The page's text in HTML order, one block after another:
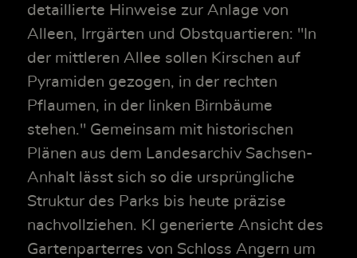
detaillierte Hinweise zur Anlage von
Alleen, Irrgärten und Obstquartieren: "In
der mittleren Allee sollen Kirschen auf
Pyramiden gezogen, in der rechten
Pflaumen, in der linken Birnbäume
stehen." Gemeinsam mit historischen
Plänen aus dem Landesarchiv Sachsen-
Anhalt lässt sich so die ursprüngliche
Struktur des Parks bis heute präzise
nachvollziehen. KI generierte Ansicht des
Gartenparterres von Schloss Angern um